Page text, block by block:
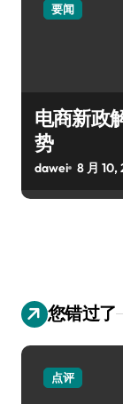
要闻
电商新政
势
dawei 8 月 10,
您错过了
点评